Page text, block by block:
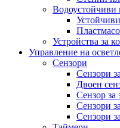
Водоустойчиви
Устройства за
Управление на
Сензори
Сензори
Двоен
Сензор за
Сензори
Сензори